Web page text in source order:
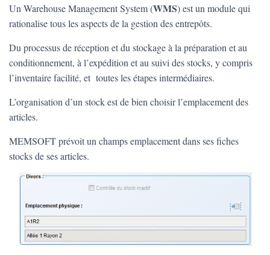
Un Warehouse Management System (WMS) est un module qui
rationalise tous les aspects de la gestion des entrepôts.
Du processus de réception et du stockage à la préparation et au
conditionnement, à l’expédition et au suivi des stocks, y compris
l’inventaire facilité, et toutes les étapes intermédiaires.
L’organisation d’un stock est de bien choisir l’emplacement des
articles.
MEMSOFT prévoit un champs emplacement dans ses fiches
stocks de ses articles.